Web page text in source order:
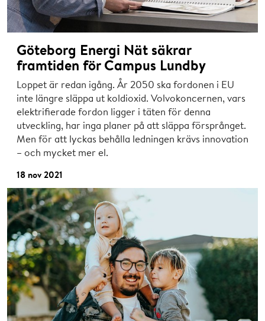
Göteborg Energi Nät säkrar
framtiden för Campus Lundby
Loppet är redan igång. År 2050 ska fordonen i EU
inte längre släppa ut koldioxid. Volvokoncernen, vars
elektrifierade fordon ligger i täten för denna
utveckling, har inga planer på att släppa försprånget.
Men för att lyckas behålla ledningen krävs innovation
– och mycket mer el.
18 nov 2021